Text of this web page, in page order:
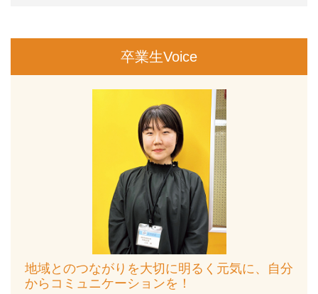
卒業生Voice
地域とのつながりを大切に明るく元気に、自分
からコミュニケーションを！